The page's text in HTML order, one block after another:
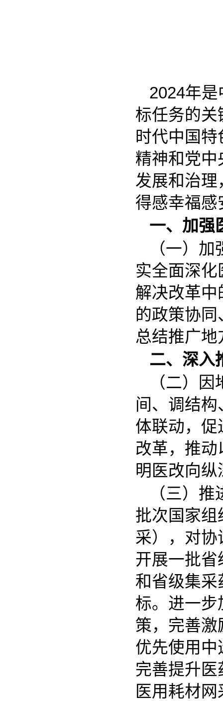
2024年是
标任务的
时代中国
精神和党
发展和治
得感幸福感
一、加强
（一）
实全面深
解决改革
的政策协
总结推广
二、深入
（二）
间、调结
体联动，
改革，推
明医改向纵
（三）
批次国家
采），对
开展一批
和省级集
标。进一
策，完善
优先使用
完善提升
医用耗材网